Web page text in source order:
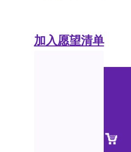
加入愿望清单